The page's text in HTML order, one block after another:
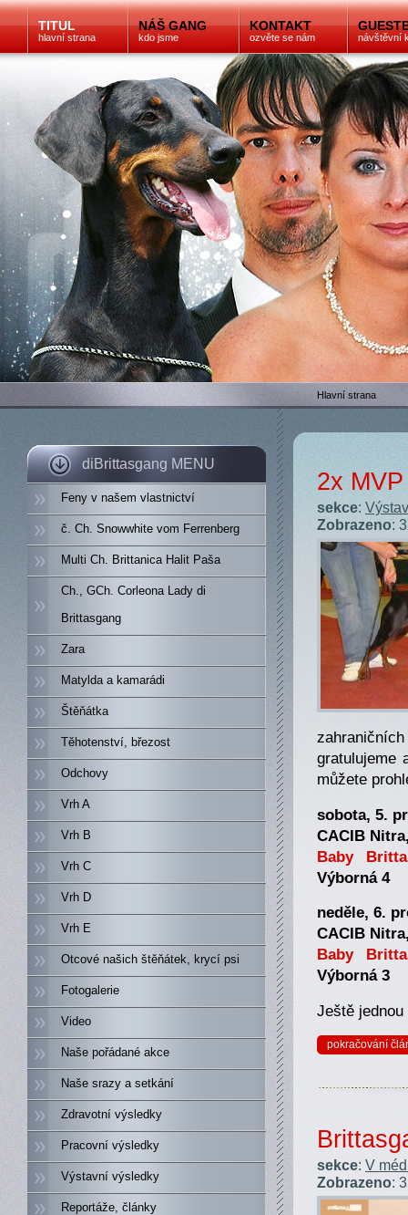
TITUL
hlavní strana
NÁŠ GANG
kdo jsme
KONTAKT
ozvěte se nám návštěvní
diBrittasgang MENU
Feny v našem vlastnictví
č. Ch. Snowwhite vom Ferrenberg
Multi Ch. Brittanica Halit Paša
Ch., GCh. Corleona Lady di
Brittasgang
Zara
Matylda a kamarádi
Štěňátka
Těhotenství, březost
Odchovy
Vrh A
Vrh B
Vrh C
Vrh D
Vrh E
Otcové našich štěňátek, krycí psi
Fotogalerie
Video
Naše pořádané akce
Naše srazy a setkání
Zdravotní výsledky
Pracovní výsledky
Výstavní výsledky
Reportáže, články
Hlavní strana
2x
sekce:
Zobrazeno:
gratulujeme
můžete
sobota, 5.
CACIB
Baby
Výborná 4
neděle, 6.
CACIB
Baby
Výborná 3
Ještě
pokračování
sekce: V
Zobrazeno: